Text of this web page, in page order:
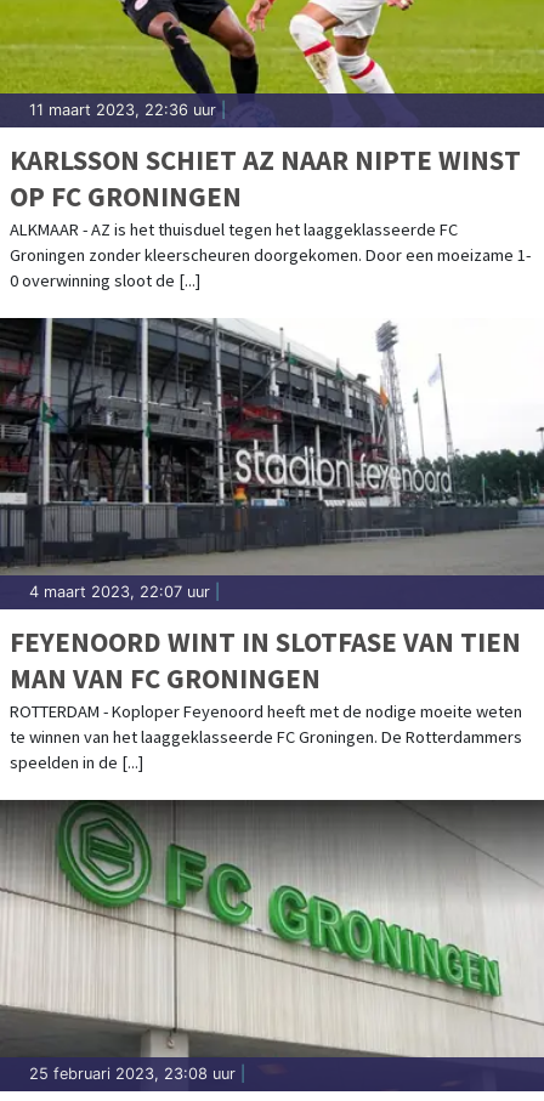
11 maart 2023, 22:36 uur
KARLSSON SCHIET AZ NAAR NIPTE WINST
OP FC GRONINGEN
ALKMAAR - AZ is het thuisduel tegen het laaggeklasseerde FC
Groningen zonder kleerscheuren doorgekomen. Door een moeizame 1-
0 overwinning sloot de [...]
4 maart 2023, 22:07 uur
FEYENOORD WINT IN SLOTFASE VAN TIEN
MAN VAN FC GRONINGEN
ROTTERDAM - Koploper Feyenoord heeft met de nodige moeite weten
te winnen van het laaggeklasseerde FC Groningen. De Rotterdammers
speelden in de [...]
25 februari 2023, 23:08 uur